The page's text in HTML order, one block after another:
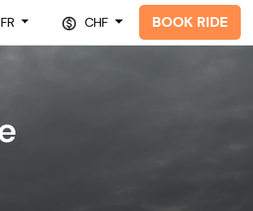
FR CHF BOOK RIDE